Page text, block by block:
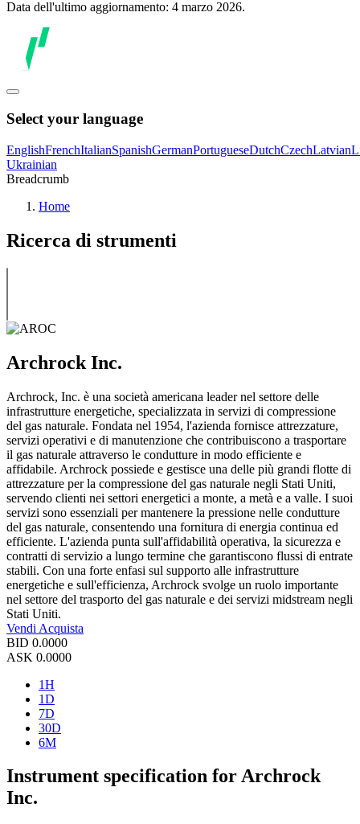
Data dell'ultimo aggiornamento: 4 marzo 2026.
Select your language
EnglishFrenchItalianSpanishGermanPortugueseDutchCzechLatvian
Ukrainian
Breadcrumb
Home
Ricerca di strumenti
Archrock Inc.
Archrock, Inc. è una società americana leader nel settore delle
infrastrutture energetiche, specializzata in servizi di compressione
del gas naturale. Fondata nel 1954, l'azienda fornisce attrezzature,
servizi operativi e di manutenzione che contribuiscono a trasportare
il gas naturale attraverso le condutture in modo efficiente e
affidabile. Archrock possiede e gestisce una delle più grandi flotte di
attrezzature per la compressione del gas naturale negli Stati Uniti,
servendo clienti nei settori energetici a monte, a metà e a valle. I suoi
servizi sono essenziali per mantenere la pressione nelle condutture
del gas naturale, consentendo una fornitura di energia continua ed
efficiente. L'azienda punta sull'affidabilità operativa, la sicurezza e
contratti di servizio a lungo termine che garantiscono flussi di entrate
stabili. Con una forte enfasi sul supporto alle infrastrutture
energetiche e sull'efficienza, Archrock svolge un ruolo importante
nel settore del trasporto del gas naturale e dei servizi midstream negli
Stati Uniti.
Vendi Acquista
BID 0.0000
ASK 0.0000
1H
1D
7D
30D
6M
Instrument specification for Archrock
Inc.